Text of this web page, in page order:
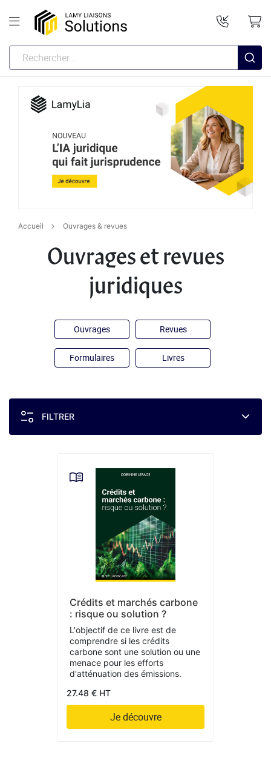
Accueil Ouvrages & revues
Ouvrages et revues
juridiques
Ouvrages Revues
Formulaires Livres
FILTRER
Crédits et marchés carbone
: risque ou solution ?
L'objectif de ce livre est de
comprendre si les crédits
carbone sont une solution ou une
menace pour les efforts
d'atténuation des émissions.
27.48 € HT
Je découvre